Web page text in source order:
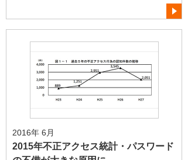
2016年 6月
2015年不正アクセス統計・パスワード